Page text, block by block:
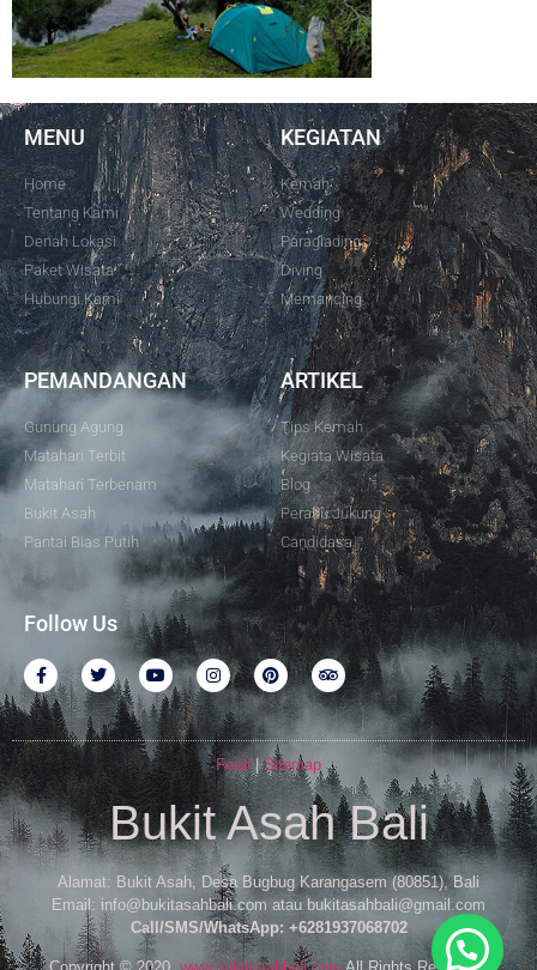
MENU
Home
Tentang Kami
Denah Lokasi
Paket Wisata
Hubungi Kami
KEGIATAN
Kemah
Wedding
Paraglading
Diving
Memancing
PEMANDANGAN
Gunung Agung
Matahari Terbit
Matahari Terbenam
Bukit Asah
Pantai Bias Putih
ARTIKEL
Tips Kemah
Kegiata Wisata
Blog
Perahu Jukung
Candidasa
Follow Us
Feed|Sitemap
Bukit Asah Bali
Alamat: Bukit Asah, Desa Bugbug Karangasem (80851), Bali
Email: info@bukitasahbali.com atau bukitasahbali@gmail.com
Call/SMS/WhatsApp: +6281937068702